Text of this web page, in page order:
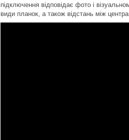
підключення відповідає фото і
види планок, а також відстань між